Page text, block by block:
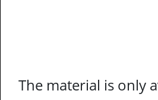
The material is only